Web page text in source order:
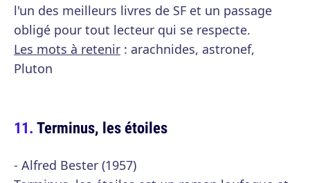
l'un des meilleurs livres de SF et un passage
obligé pour tout lecteur qui se respecte.
Les mots à retenir : arachnides, astronef,
Pluton
Terminus, les étoiles
- Alfred Bester (1957)